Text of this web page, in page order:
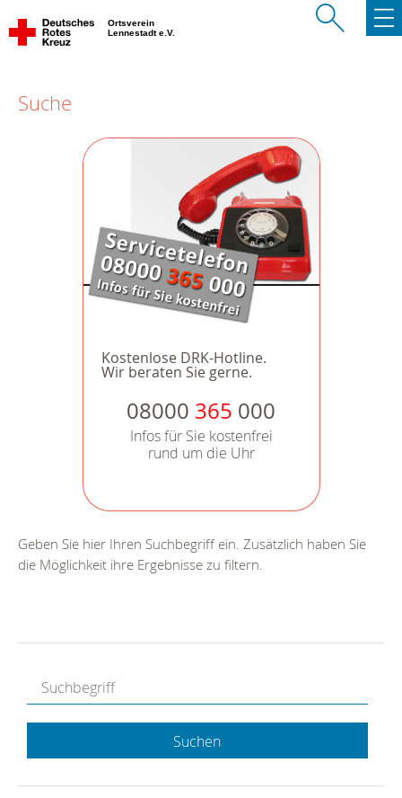
Ortsverein
Lennestadt e.V.
Suche
Kostenlose DRK-Hotline.
Wir beraten Sie gerne.
08000 365 000
Infos für Sie kostenfrei
rund um die Uhr
Geben Sie hier Ihren Suchbegriff ein. Zusätzlich haben Sie
die Möglichkeit ihre Ergebnisse zu filtern.
Suchen